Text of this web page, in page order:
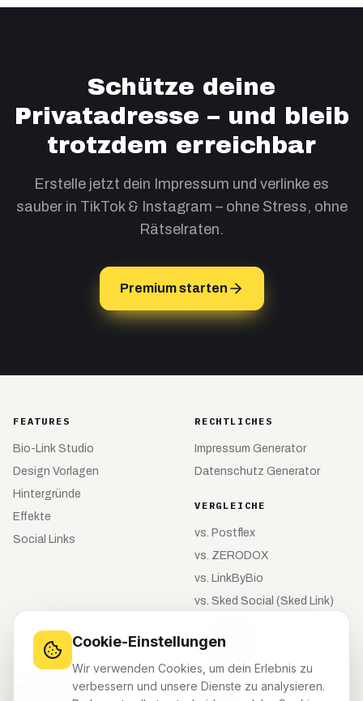
Schütze deine
Privatadresse – und bleib
trotzdem erreichbar
Erstelle jetzt dein Impressum und verlinke es
sauber in TikTok & Instagram – ohne Stress, ohne
Rätselraten.
Premium starten
FEATURES
Bio-Link Studio
Design Vorlagen
Hintergründe
Effekte
Social Links
RECHTLICHES
Impressum Generator
Datenschutz Generator
VERGLEICHE
vs. Postflex
vs. ZERODOX
vs. LinkByBio
vs. Sked Social (Sked Link)
vs.meinebio.site
UNTERNEHMEN KONTO
Cookie-Einstellungen
Wir verwenden Cookies, um dein Erlebnis zu
verbessern und unsere Dienste zu analysieren.